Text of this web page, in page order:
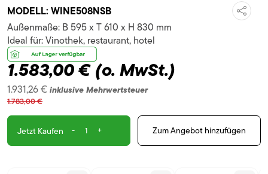
MODELL: WINE508NSB
Außenmaße: B 595 x T 610 x H 830 mm
1.583,00 €(o. MwSt.)
1.931,26 € inklusive Mehrwertsteuer
1.783,00 €
Ideal für:Vinothek, restaurant, hotel
Jetzt Kaufen - + Zum Angebot hinzufügen